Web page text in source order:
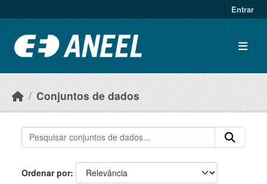
Entrar
Conjuntos de dados
Ordenar por